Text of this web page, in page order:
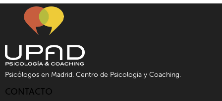
Psicólogos en Madrid. Centro de Psicología y Coaching.
CONTACTO